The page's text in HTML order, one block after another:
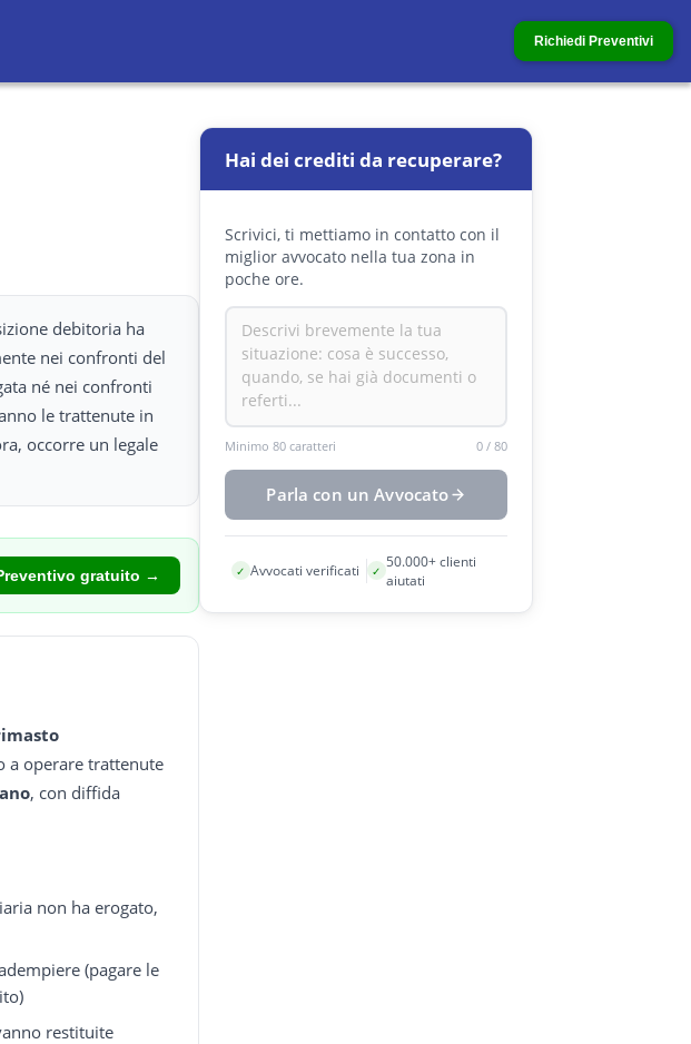
Richiedi Preventivi
debitoria ha
nei confronti del
né nei confronti
le trattenute in
occorre un legale
gratuito →
a operare trattenute
, con diffida
non ha erogato,
(pagare le
restituite
Hai dei crediti da recuperare?
Scrivici, ti mettiamo in contatto con il
miglior avvocato nella tua zona in
poche ore.
Minimo 80 caratteri 0 / 80
Parla con un Avvocato
✓ Avvocati verificati ✓ 50.000+ clienti
aiutati